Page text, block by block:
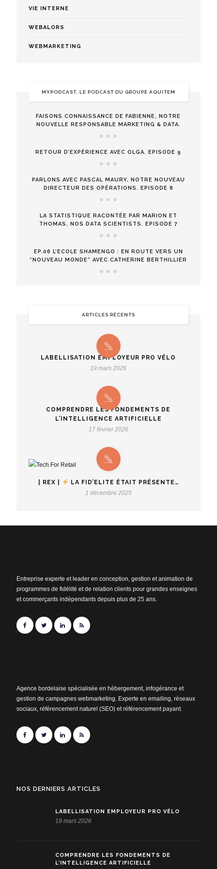
VIE INTERNE
WEBALORS
WEBMARKETING
MYPODCAST, LE PODCAST DU GROUPE AQUITEM
FAISONS CONNAISSANCE DE FABIENNE, NOTRE
NOUVELLE RESPONSABLE MARKETING & DATA.
RETOUR D’EXPÉRIENCE AVEC OLGA. EPISODE 9
PARLONS AVEC PASCAL MAURY, NOTRE NOUVEAU
DIRECTEUR DES OPÉRATIONS. EPISODE 8
LA STATISTIQUE RACONTÉE PAR MARION ET
THOMAS, NOS DATA SCIENTISTS. EPISODE 7
EP.06 L’ECOLE SHAMENGO : EN ROUTE VERS UN
“NOUVEAU MONDE” AVEC CATHERINE BERTHILLIER
ARTICLES RÉCENTS
LABELLISATION EMPLOYEUR PRO VÉLO
19 mars 2026
COMPRENDRE LES FONDEMENTS DE
L’INTELLIGENCE ARTIFICIELLE
17 février 2026
| REX |
LA FID’ELITE ÉTAIT PRÉSENTE…
1 décembre 2025
Entreprise experte et leader en conception, gestion et animation de
programmes de fidélité et de relation clients pour grandes enseignes
et commerçants indépendants depuis plus de 25 ans.
Agence bordelaise spécialisée en hébergement, infogérance et
gestion de campagnes webmarketing. Experte en emailing, réseaux
sociaux, référencement naturel (SEO) et référencement payant.
NOS DERNIERS ARTICLES
LABELLISATION EMPLOYEUR PRO VÉLO
19 mars 2026
COMPRENDRE LES FONDEMENTS DE
L’INTELLIGENCE ARTIFICIELLE